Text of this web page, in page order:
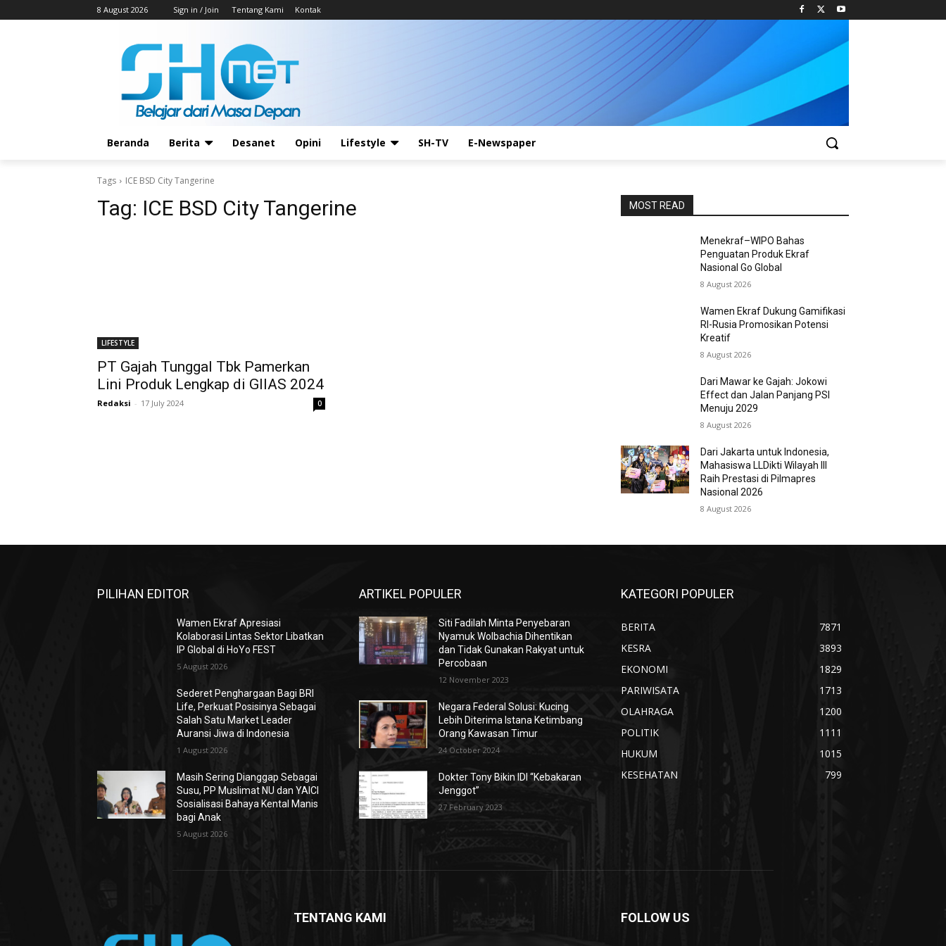
8 August 2026 Sign in / Join Tentang Kami Kontak
Beranda Berita Desanet Opini Lifestyle SH-TV E-Newspaper
Tags ICE BSD City Tangerine
Tag: ICE BSD City Tangerine
LIFESTYLE
PT Gajah Tunggal Tbk Pamerkan
Lini Produk Lengkap di GIIAS 2024
Redaksi - 17 July 2024 0
MOST READ
Menekraf–WIPO Bahas
Penguatan Produk Ekraf
Nasional Go Global
8 August 2026
Wamen Ekraf Dukung Gamifikasi
RI-Rusia Promosikan Potensi
Kreatif
8 August 2026
Dari Mawar ke Gajah: Jokowi
Effect dan Jalan Panjang PSI
Menuju 2029
8 August 2026
Dari Jakarta untuk Indonesia,
Mahasiswa LLDikti Wilayah III
Raih Prestasi di Pilmapres
Nasional 2026
8 August 2026
PILIHAN EDITOR
Wamen Ekraf Apresiasi
Kolaborasi Lintas Sektor Libatkan
IP Global di HoYo FEST
5 August 2026
Sederet Penghargaan Bagi BRI
Life, Perkuat Posisinya Sebagai
Salah Satu Market Leader
Auransi Jiwa di Indonesia
1 August 2026
Masih Sering Dianggap Sebagai
Susu, PP Muslimat NU dan YAICI
Sosialisasi Bahaya Kental Manis
bagi Anak
5 August 2026
ARTIKEL POPULER
Siti Fadilah Minta Penyebaran
Nyamuk Wolbachia Dihentikan
dan Tidak Gunakan Rakyat untuk
Percobaan
12 November 2023
Negara Federal Solusi: Kucing
Lebih Diterima Istana Ketimbang
Orang Kawasan Timur
24 October 2024
Dokter Tony Bikin IDI “Kebakaran
Jenggot”
27 February 2023
KATEGORI POPULER
BERITA
7871
KESRA
3893
EKONOMI
1829
PARIWISATA
1713
OLAHRAGA
1200
POLITIK
1111
HUKUM
1015
KESEHATAN
799
TENTANG KAMI FOLLOW US